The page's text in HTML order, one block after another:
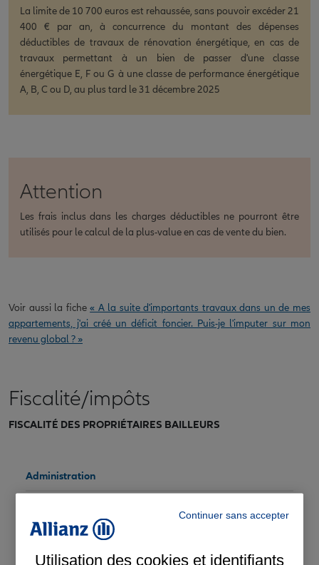
La limite de 10 700 euros est rehaussée, sans pouvoir excéder 21
400 € par an, à concurrence du montant des dépenses
déductibles de travaux de rénovation énergétique, en cas de
travaux permettant à un bien de passer d'une classe
énergétique E, F ou G à une classe de performance énergétique
A, B, C ou D, au plus tard le 31 décembre 2025
Attention
Les frais inclus dans les charges déductibles ne pourront être
utilisés pour le calcul de la plus-value en cas de vente du bien.
Voir aussi la fiche« A la suite d'importants travaux dans un de mes
appartements, j'ai créé un déficit foncier. Puis-je l'imputer sur mon
revenu global ? »
Fiscalité/impôts
FISCALITÉ DES PROPRIÉTAIRES BAILLEURS
Administration
Droit pénal
Continuer sans accepter
Utilisation des cookies et identifiants